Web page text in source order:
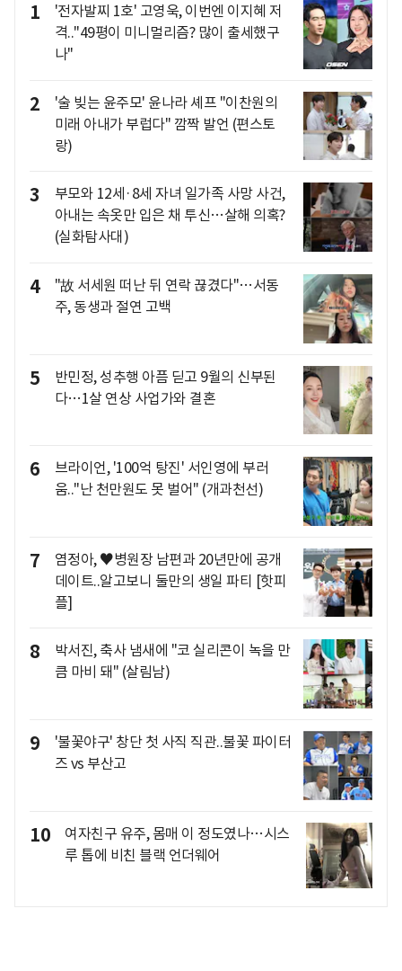
1
'전자발찌 1호' 고영욱, 이번엔 이지혜 저
격.."49평이 미니멀리즘? 많이 출세했구
나"
2
'술 빚는 윤주모' 윤나라 셰프 "이찬원의
미래 아내가 부럽다" 깜짝 발언 (편스토
랑)
3
부모와 12세·8세 자녀 일가족 사망 사건,
아내는 속옷만 입은 채 투신…살해 의혹?
(실화탐사대)
4
"故 서세원 떠난 뒤 연락 끊겼다"…서동
주, 동생과 절연 고백
5
반민정, 성추행 아픔 딛고 9월의 신부된
다…1살 연상 사업가와 결혼
6
브라이언, '100억 탕진' 서인영에 부러
움.."난 천만원도 못 벌어" (개과천선)
7
염정아, ♥병원장 남편과 20년만에 공개
데이트..알고보니 둘만의 생일 파티 [핫피
플]
8
박서진, 축사 냄새에 "코 실리콘이 녹을 만
큼 마비 돼" (살림남)
9
'불꽃야구' 창단 첫 사직 직관..불꽃 파이터
즈 vs 부산고
10
여자친구 유주, 몸매 이 정도였나…시스
루 톱에 비친 블랙 언더웨어